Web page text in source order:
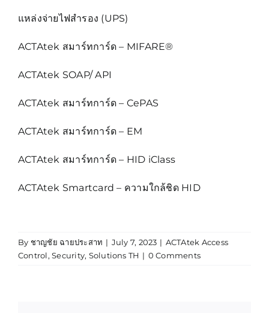
แหล่งจ่ายไฟสำรอง (UPS)
ACTAtek สมาร์ทการ์ด – MIFARE®
ACTAtek SOAP/ API
ACTAtek สมาร์ทการ์ด – CePAS
ACTAtek สมาร์ทการ์ด – EM
ACTAtek สมาร์ทการ์ด – HID iClass
ACTAtek Smartcard – ความใกล้ชิด HID
By ชาญชัย ฉายประสาท | July 7, 2023 | ACTAtek Access
Control,Security, Solutions TH | 0 Comments